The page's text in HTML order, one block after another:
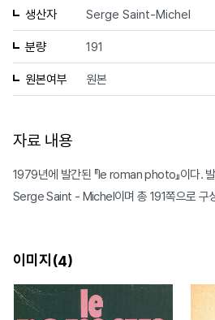
생산자 Serge Saint-Michel
분량 191
원본여부 원본
자료 내용
1979년에 발간된 『le roman photo』이다.
Serge Saint - Michel이며 총 191쪽으로 구
이미지(4)